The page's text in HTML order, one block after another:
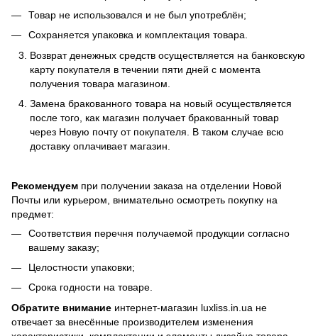
Товар не использовался и не был употреблён;
Сохраняется упаковка и комплектация товара.
Возврат денежных средств осуществляется на банковскую
карту покупателя в течении пяти дней с момента
получения товара магазином.
Замена бракованного товара на новый осуществляется
после того, как магазин получает бракованный товар
через Новую почту от покупателя. В таком случае всю
доставку оплачивает магазин.
Рекомендуем при получении заказа на отделении Новой
Почты или курьером, внимательно осмотреть покупку на
предмет:
Соответствия перечня получаемой продукции согласно
вашему заказу;
Целостности упаковки;
Срока годности на товаре.
Обратите внимание интернет-магазин luxliss.in.ua не
отвечает за внесённые производителем изменения